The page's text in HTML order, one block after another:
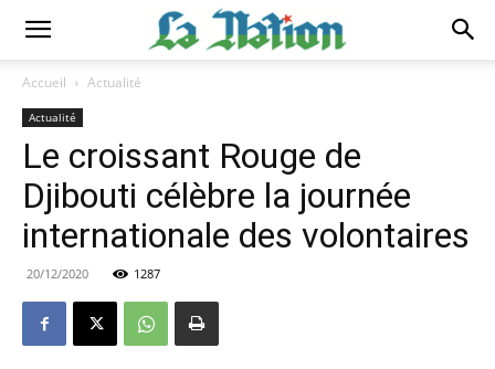
Accueil Actualité
Actualité
Le croissant Rouge de
Djibouti célèbre la journée
internationale des volontaires
20/12/2020 1287